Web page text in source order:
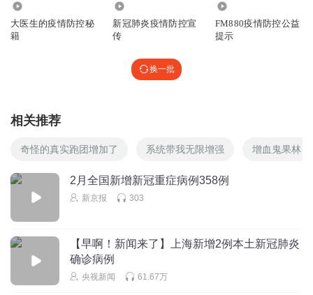
大医生的疫情防控秘
籍
新冠肺炎疫情防控宣
传
FM880疫情防控公益
提示
换一批
相关推荐
奇怪的真实跑团增加了 系统带我无限增强 增血鬼果林
2月全国新增新冠重症病例358例
新京报 303
【早啊！新闻来了】上海新增2例本土新冠肺炎
确诊病例
央视新闻 61.67万